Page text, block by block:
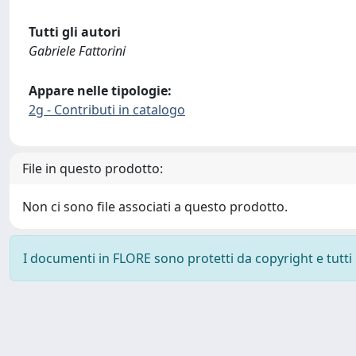
Tutti gli autori
Gabriele Fattorini
Appare nelle tipologie:
2g - Contributi in catalogo
File in questo prodotto:
Non ci sono file associati a questo prodotto.
I documenti in FLORE sono protetti da copyright e